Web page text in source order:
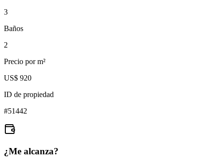
3
Baños
2
Precio por m²
US$ 920
ID de propiedad
#51442
¿Me alcanza?